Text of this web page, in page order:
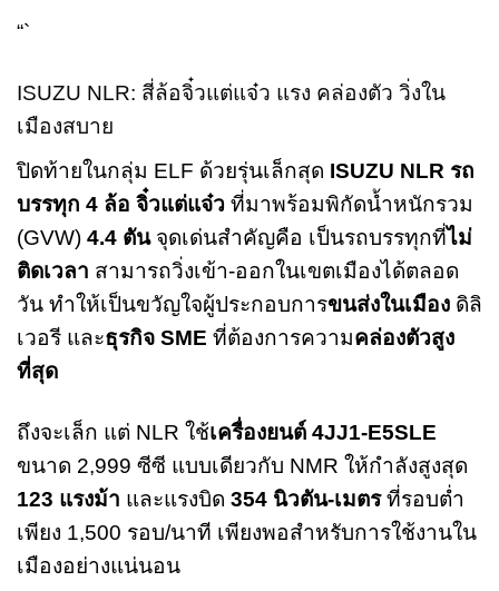
“`
ISUZU NLR: สี่ล้อจิ๋วแต่แจ๋ว แรง คล่องตัว วิ่งใน
เมืองสบาย
ปิดท้ายในกลุ่ม ELF ด้วยรุ่นเล็กสุด ISUZU NLR รถ
บรรทุก 4 ล้อ จิ๋วแต่แจ๋ว ที่มาพร้อมพิกัดน้ำหนักรวม
(GVW) 4.4 ตันจุดเด่นสำคัญคือ เป็นรถบรรทุกที่ไม่
ติดเวลา สามารถวิ่งเข้า-ออกในเขตเมืองได้ตลอด
วัน ทำให้เป็นขวัญใจผู้ประกอบการขนส่งในเมือง ดิลิ
เวอรี และธุรกิจ SME ที่ต้องการความคล่องตัวสูง
ที่สุด
ถึงจะเล็ก แต่ NLR ใช้เครื่องยนต์ 4JJ1-E5SLE
ขนาด 2,999 ซีซี แบบเดียวกับ NMR ให้กำลังสูงสุด
123 แรงม้า และแรงบิด 354 นิวตัน-เมตรที่รอบต่ำ
เพียง 1,500 รอบ/นาที เพียงพอสำหรับการใช้งานใน
เมืองอย่างแน่นอน